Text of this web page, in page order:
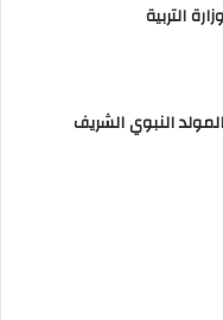
التربية
النبوي الشريف